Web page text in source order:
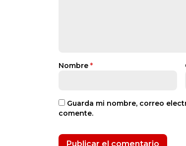
Nombre *
Guarda mi nombre, correo
comente.